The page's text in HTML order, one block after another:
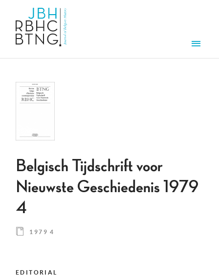
Belgisch Tijdschrift voor
Nieuwste Geschiedenis 1979
4
1979 4
EDITORIAL